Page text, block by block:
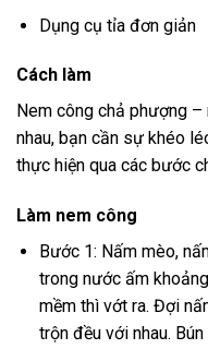
Dụng cụ tỉa đơn giản
Cách làm
Nem công chả phượng
nhau, bạn cần sự khéo
thực hiện qua các bước
Làm nem công
Bước 1: Nấm mèo,
trong nước ấm
mềm thì vớt ra. Đợi
trộn đều với nhau.